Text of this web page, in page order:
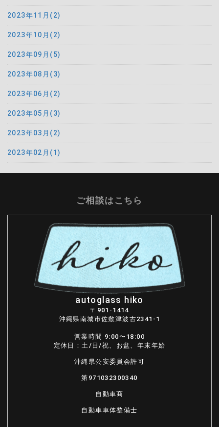
2023年11月(2)
2023年10月(2)
2023年09月(5)
2023年08月(3)
2023年06月(2)
2023年05月(3)
2023年03月(2)
2023年02月(1)
ご相談はこちら
autoglass hiko
〒901-1414
沖縄県南城市佐敷津波古2341-1
営業時間 9:00〜18:00
定休日：土/日/祝、お盆、年末年始
沖縄県公安委員会許可
第971032300340
自動車商
自動車車体整備士